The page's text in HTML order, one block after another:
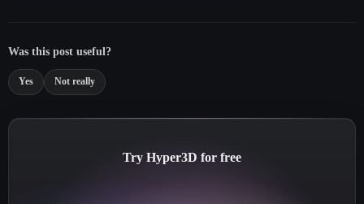
Was this post useful?
Yes Not really
Try Hyper3D for free